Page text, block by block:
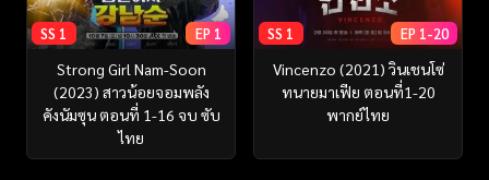
SS 1 EP 1
Strong Girl Nam-Soon
(2023) สาวน้อยจอมพลัง
คังนัมซุน ตอนที่ 1-16 จบ ซับ
ไทย
SS 1 EP 1-20
Vincenzo (2021) วินเชนโซ่
ทนายมาเฟีย ตอนที่1-20
พากย์ไทย